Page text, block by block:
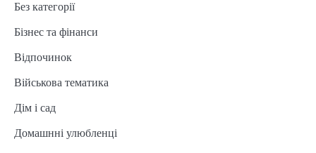
Без категорії
Бізнес та фінанси
Відпочинок
Військова тематика
Дім і сад
Домашнні улюбленці